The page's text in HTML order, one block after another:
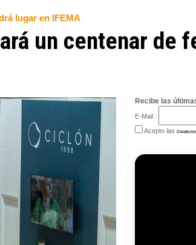
lugar en IFEMA
un centenar de
Recibe las
E-Mail :
Acepto las